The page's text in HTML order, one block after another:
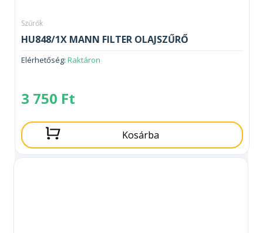
Szűrők
HU848/1X MANN FILTER OLAJSZŰRŐ
Elérhetőség: Raktáron
3 750 Ft
Kosárba